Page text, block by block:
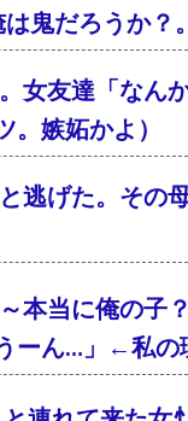
鬼だろうか？。
女友達「なん
。嫉妬かよ
逃げた。その
本当に俺の子
ーん…」←私の